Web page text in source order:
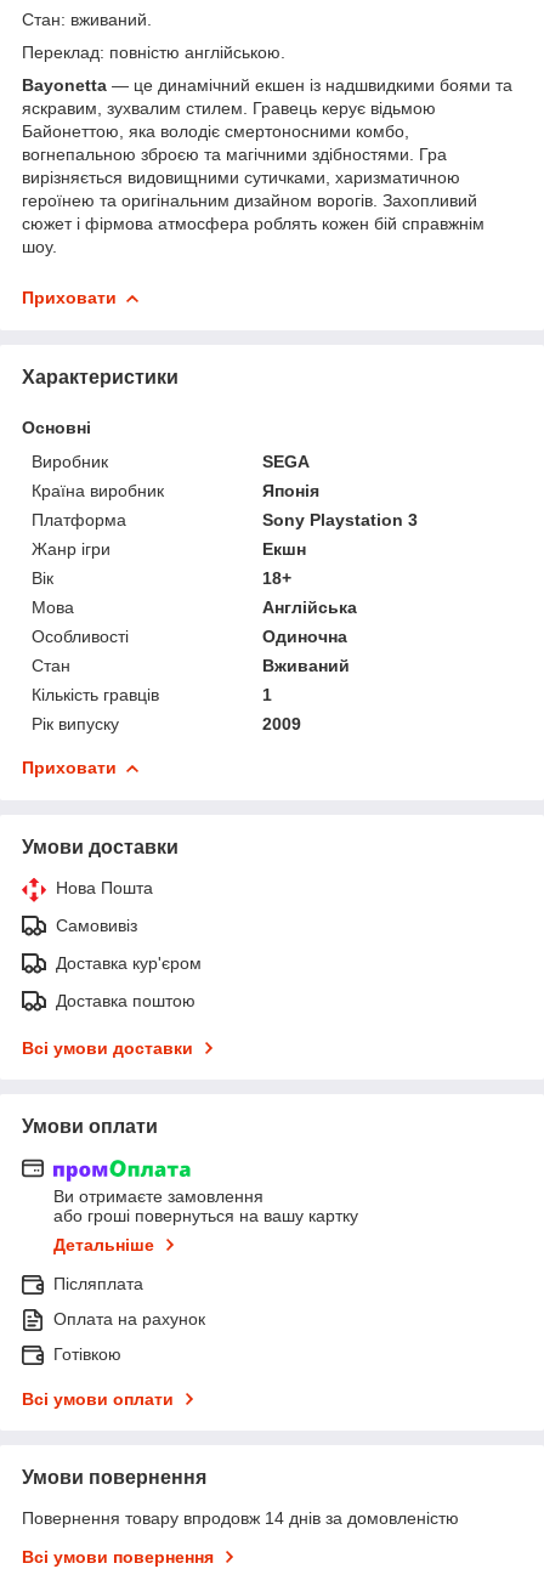
Стан: вживаний.
Переклад: повністю англійською.
Bayonetta — це динамічний екшен із надшвидкими боями та
яскравим, зухвалим стилем. Гравець керує відьмою
Байонеттою, яка володіє смертоносними комбо,
вогнепальною зброєю та магічними здібностями. Гра
вирізняється видовищними сутичками, харизматичною
героїнею та оригінальним дизайном ворогів. Захопливий
сюжет і фірмова атмосфера роблять кожен бій справжнім
шоу.
Приховати
Характеристики
Основні
Виробник
SEGA
Країна виробник
Японія
Платформа
Sony Playstation 3
Жанр ігри
Екшн
Вік
18+
Мова
Англійська
Особливості
Одиночна
Стан
Вживаний
Кількість гравців
1
Рік випуску
2009
Приховати
Умови доставки
Нова Пошта
Самовивіз
Доставка кур'єром
Доставка поштою
Всі умови доставки
Умови оплати
Ви отримаєте замовлення
або гроші повернуться на вашу картку
Детальніше
Післяплата
Оплата на рахунок
Готівкою
Всі умови оплати
Умови повернення
Повернення товару впродовж 14 днів за домовленістю
Всі умови повернення